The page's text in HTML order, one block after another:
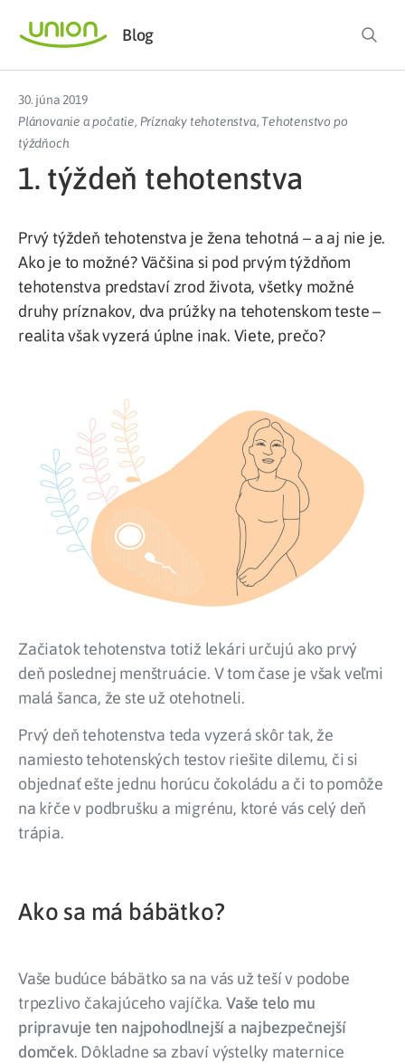
Blog
30. júna 2019
Plánovanie a počatie, Príznaky tehotenstva,Tehotenstvo po
týždňoch
1. týždeň tehotenstva
Prvý týždeň tehotenstva je žena tehotná – a aj nie je.
Ako je to možné? Väčšina si pod prvým týždňom
tehotenstva predstaví zrod života, všetky možné
druhy príznakov, dva prúžky na tehotenskom teste –
realita však vyzerá úplne inak. Viete, prečo?
Začiatok tehotenstva totiž lekári určujú ako prvý
deň poslednej menštruácie. V tom čase je však veľmi
malá šanca, že ste už otehotneli.
Prvý deň tehotenstva teda vyzerá skôr tak, že
namiesto tehotenských testov riešite dilemu, či si
objednať ešte jednu horúcu čokoládu a či to pomôže
na kŕče v podbrušku a migrénu, ktoré vás celý deň
trápia.
Ako sa má bábätko?
Vaše budúce bábätko sa na vás už teší v podobe
trpezlivo čakajúceho vajíčka.Vaše telo mu
pripravuje ten najpohodlnejší a najbezpečnejší
domček. Dôkladne sa zbaví výstelky maternice